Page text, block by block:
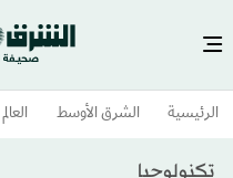
الرئيسية الشرق الأوسط​ العالم
تكنولوجيا